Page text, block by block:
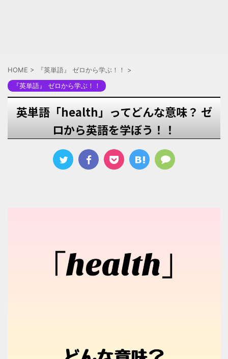
HOME > 『英単語』 ゼロから学ぶ！！
>
『英単語』 ゼロから学ぶ！！
英単語「health」ってどんな意味？ ゼ
ロから英語を学ぼう！！